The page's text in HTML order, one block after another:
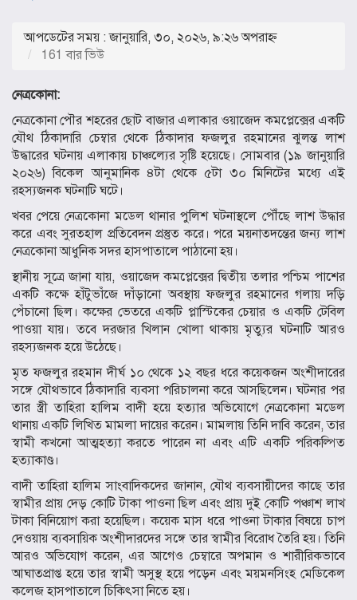
আপডেটের সময় : জানুয়ারি, ৩০, ২০২৬, ৯:২৬ অপরাহ্ণ
161 বার ভিউ
নেত্রকোনা:
নেত্রকোনা পৌর শহরের ছোট বাজার এলাকার ওয়াজেদ কমপ্লেক্সের একটি
যৌথ ঠিকাদারি চেম্বার থেকে ঠিকাদার ফজলুর রহমানের ঝুলন্ত লাশ
উদ্ধারের ঘটনায় এলাকায় চাঞ্চল্যের সৃষ্টি হয়েছে। সোমবার (১৯ জানুয়ারি
২০২৬) বিকেল আনুমানিক ৪টা থেকে ৫টা ৩০ মিনিটের মধ্যে এই
রহস্যজনক ঘটনাটি ঘটে।
খবর পেয়ে নেত্রকোনা মডেল থানার পুলিশ ঘটনাস্থলে পৌঁছে লাশ উদ্ধার
করে এবং সুরতহাল প্রতিবেদন প্রস্তুত করে। পরে ময়নাতদন্তের জন্য লাশ
নেত্রকোনা আধুনিক সদর হাসপাতালে পাঠানো হয়।
স্থানীয় সূত্রে জানা যায়, ওয়াজেদ কমপ্লেক্সের দ্বিতীয় তলার পশ্চিম পাশের
একটি কক্ষে হাঁটুভাঁজে দাঁড়ানো অবস্থায় ফজলুর রহমানের গলায় দড়ি
পেঁচানো ছিল। কক্ষের ভেতরে একটি প্লাস্টিকের চেয়ার ও একটি টেবিল
পাওয়া যায়। তবে দরজার খিলান খোলা থাকায় মৃত্যুর ঘটনাটি আরও
রহস্যজনক হয়ে উঠেছে।
মৃত ফজলুর রহমান দীর্ঘ ১০ থেকে ১২ বছর ধরে কয়েকজন অংশীদারের
সঙ্গে যৌথভাবে ঠিকাদারি ব্যবসা পরিচালনা করে আসছিলেন। ঘটনার পর
তার স্ত্রী তাহিরা হালিম বাদী হয়ে হত্যার অভিযোগে নেত্রকোনা মডেল
থানায় একটি লিখিত মামলা দায়ের করেন। মামলায় তিনি দাবি করেন, তার
স্বামী কখনো আত্মহত্যা করতে পারেন না এবং এটি একটি পরিকল্পিত
হত্যাকাণ্ড।
বাদী তাহিরা হালিম সাংবাদিকদের জানান, যৌথ ব্যবসায়ীদের কাছে তার
স্বামীর প্রায় দেড় কোটি টাকা পাওনা ছিল এবং প্রায় দুই কোটি পঞ্চাশ লাখ
টাকা বিনিয়োগ করা হয়েছিল। কয়েক মাস ধরে পাওনা টাকার বিষয়ে চাপ
দেওয়ায় ব্যবসায়িক অংশীদারদের সঙ্গে তার স্বামীর বিরোধ তৈরি হয়। তিনি
আরও অভিযোগ করেন, এর আগেও চেম্বারে অপমান ও শারীরিকভাবে
আঘাতপ্রাপ্ত হয়ে তার স্বামী অসুস্থ হয়ে পড়েন এবং ময়মনসিংহ মেডিকেল
কলেজ হাসপাতালে চিকিৎসা নিতে হয়।